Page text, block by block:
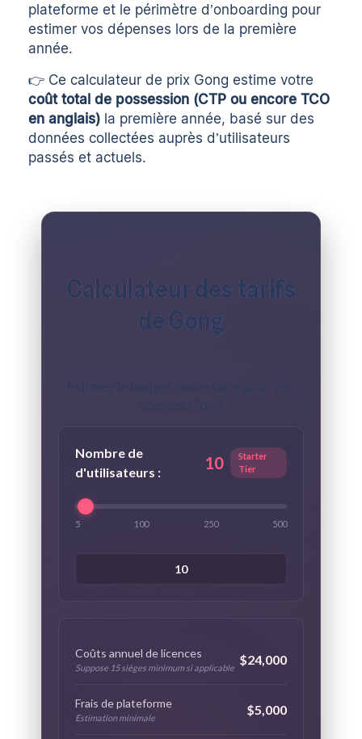
plateforme et le périmètre d’onboarding pour
estimer vos dépenses lors de la première
année.
👉 Ce calculateur de prix Gong estime votre
coût total de possession (CTP ou encore TCO
en anglais) la première année, basé sur des
données collectées auprès d’utilisateurs
passés et actuels.
Calculateur des tarifs
de Gong
Nombre de
d'utilisateurs :
10
Starter
Tier
5 100 250 500
Coûts annuel de licences
Suppose 15 sièges minimum si applicable
$24,000
Frais de plateforme
Estimation minimale
$5,000